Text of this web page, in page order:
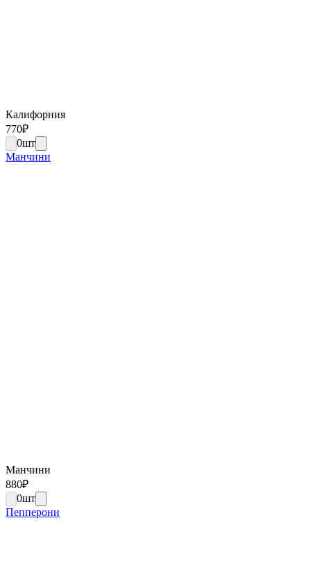
Калифорния
770₽
0шт
Манчини
Манчини
880₽
0шт
Пепперони